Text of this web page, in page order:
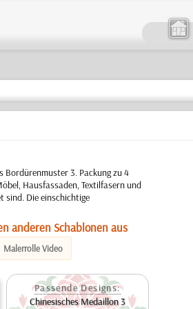
Bordürenmuster 3. Packung zu 4
Hausfassaden, Textilfasern und
sind. Die einschichtige
anderen Schablonen aus
Malerrolle Video
Passende Designs:
Chinesisches Medaillon 3